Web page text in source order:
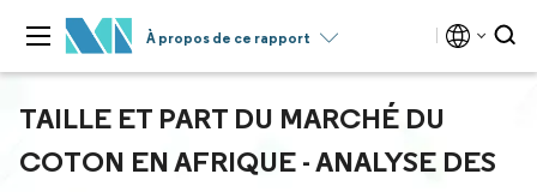
À propos de ce rapport
TAILLE ET PART DU MARCHÉ DU
COTON EN AFRIQUE - ANALYSE DES